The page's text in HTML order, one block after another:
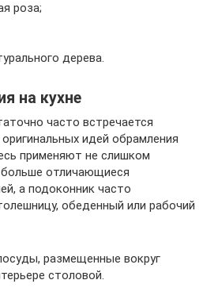
роза;
дерева.
на кухне
часто встречается
идей обрамления
применяют не слишком
отличающиеся
а подоконник часто
обеденный или рабочий
размещенные вокруг
столовой.